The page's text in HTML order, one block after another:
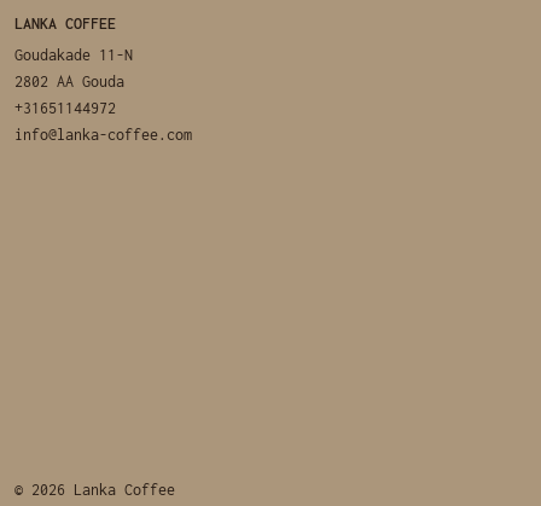
LANKA COFFEE
Goudakade 11-N
2802 AA Gouda
+31651144972
info@lanka-coffee.com
© 2026 Lanka Coffee